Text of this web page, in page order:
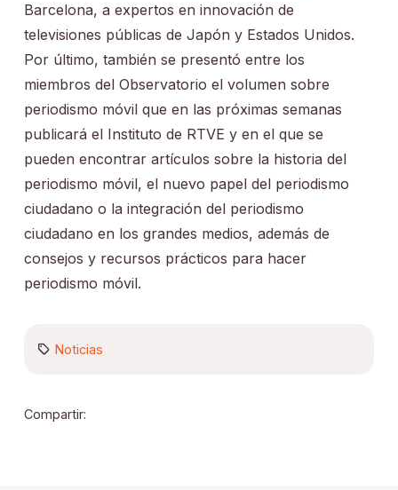
Barcelona, a expertos en innovación de
televisiones públicas de Japón y Estados Unidos.
Por último, también se presentó entre los
miembros del Observatorio el volumen sobre
periodismo móvil que en las próximas semanas
publicará el Instituto de RTVE y en el que se
pueden encontrar artículos sobre la historia del
periodismo móvil, el nuevo papel del periodismo
ciudadano o la integración del periodismo
ciudadano en los grandes medios, además de
consejos y recursos prácticos para hacer
periodismo móvil.
Noticias
Compartir: